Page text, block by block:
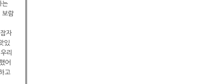
는
보람
자
있
리
어
고